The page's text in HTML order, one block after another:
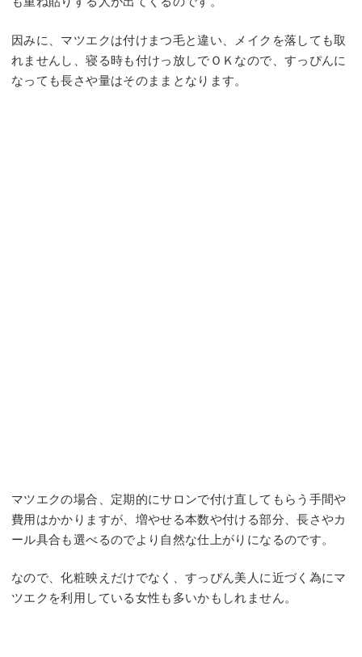
因みに、マツエクは付けまつ毛と違い、メイクを落しても取
れませんし、寝る時も付けっ放しでＯＫなので、すっぴんに
なっても長さや量はそのままとなります。
マツエクの場合、定期的にサロンで付け直してもらう手間や
費用はかかりますが、増やせる本数や付ける部分、長さやカ
ール具合も選べるのでより自然な仕上がりになるのです。
なので、化粧映えだけでなく、すっぴん美人に近づく為にマ
ツエクを利用している女性も多いかもしれません。